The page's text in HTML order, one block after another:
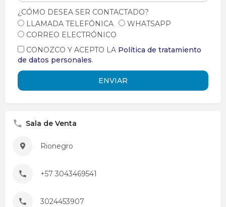
¿CÓMO DESEA SER CONTACTADO?
LLAMADA TELEFÓNICA
WHATSAPP
CORREO ELECTRÓNICO
CONOZCO Y ACEPTO LA Política de tratamiento
de datos personales.
ENVIAR
¿CÓMO DESEA SER CONTACTADO?
LLAMADA TELEFÓNICA
WHATSAPP
CORREO ELECTRÓNICO
CONOZCO Y ACEPTO LA Política de tratamiento
de datos personales.
ENVIAR
Sala de Venta
Rionegro
+57 3043469541
3024453907